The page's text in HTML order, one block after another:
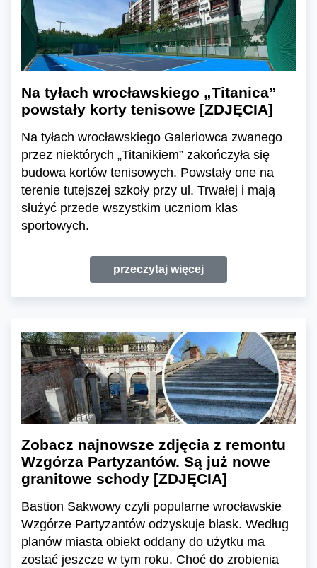
Na tyłach wrocławskiego „Titanica”
powstały korty tenisowe [ZDJĘCIA]
Na tyłach wrocławskiego Galeriowca zwanego
przez niektórych „Titanikiem” zakończyła się
budowa kortów tenisowych. Powstały one na
terenie tutejszej szkoły przy ul. Trwałej i mają
służyć przede wszystkim uczniom klas
sportowych.
przeczytaj więcej
Zobacz najnowsze zdjęcia z remontu
Wzgórza Partyzantów. Są już nowe
granitowe schody [ZDJĘCIA]
Bastion Sakwowy czyli popularne wrocławskie
Wzgórze Partyzantów odzyskuje blask. Według
planów miasta obiekt oddany do użytku ma
zostać jeszcze w tym roku. Choć do zrobienia